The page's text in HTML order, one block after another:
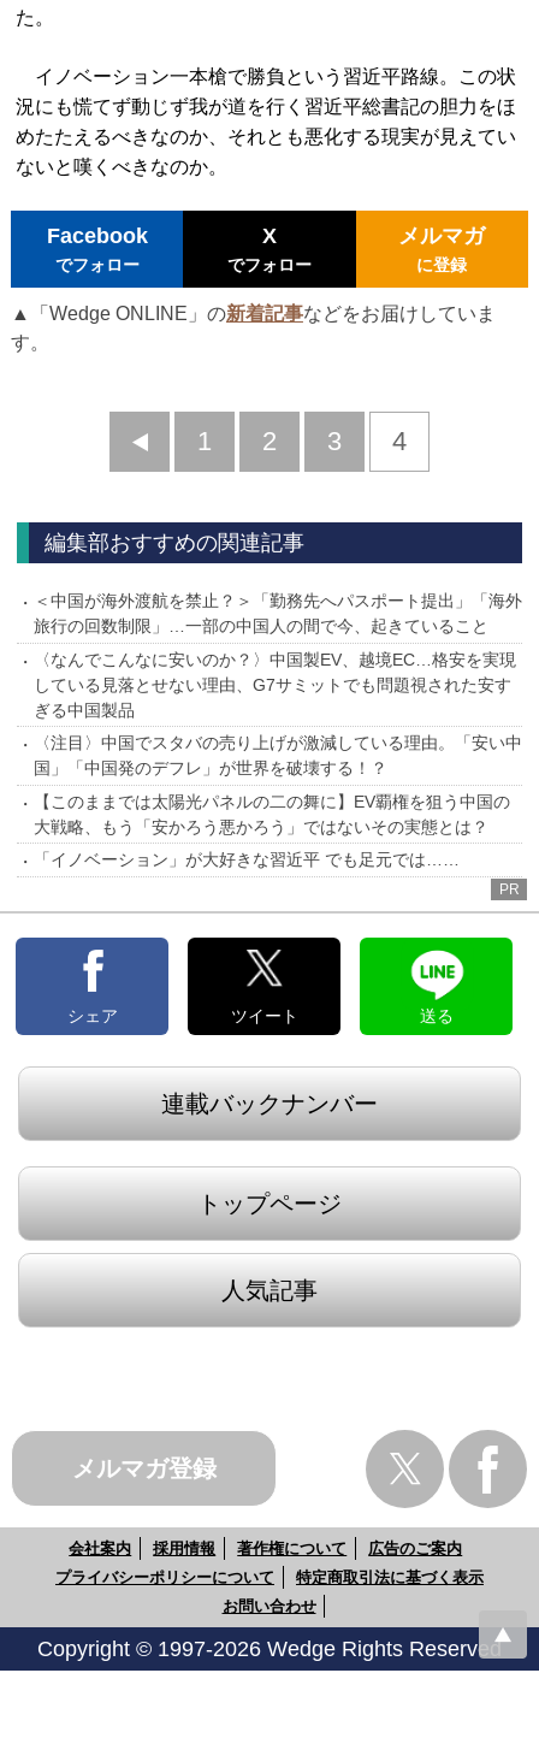
た。
イノベーション一本槍で勝負という習近平路線。この状
況にも慌てず動じず我が道を行く習近平総書記の胆力をほ
めたたえるべきなのか、それとも悪化する現実が見えてい
ないと嘆くべきなのか。
Facebook
でフォロー
X
でフォロー
メルマガ
に登録
▲「Wedge ONLINE」の新着記事などをお届けしていま
す。
前
1 2 3 4
編集部おすすめの関連記事
＜中国が海外渡航を禁止？＞「勤務先へパスポート提出」「海外
旅行の回数制限」…一部の中国人の間で今、起きていること
〈なんでこんなに安いのか？〉中国製EV、越境EC…格安を実現
している見落とせない理由、G7サミットでも問題視された安す
ぎる中国製品
〈注目〉中国でスタバの売り上げが激減している理由。「安い中
国」「中国発のデフレ」が世界を破壊する！？
【このままでは太陽光パネルの二の舞に】EV覇権を狙う中国の
大戦略、もう「安かろう悪かろう」ではないその実態とは？
「イノベーション」が大好きな習近平 でも足元では……
PR
シェア ツイート 送る
連載バックナンバー
トップページ
人気記事
メルマガ登録
会社案内 採用情報 著作権について
広告のご案内
プライバシーポリシーについて
特定商取引法に基づく表示
お問い合わせ
Copyright © 1997-2026 Wedge Rights Reserved